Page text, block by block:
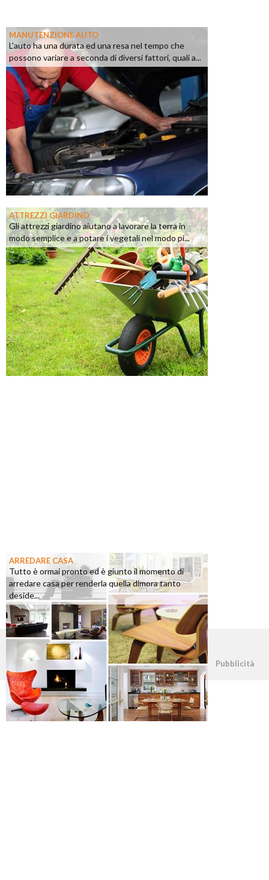
MANUTENZIONE AUTO
L'auto ha una durata ed una resa nel tempo che
possono variare a seconda di diversi fattori, quali a...
ATTREZZI GIARDINO
Gli attrezzi giardino aiutano a lavorare la terra in
modo semplice e a potare i vegetali nel modo pi...
ARREDARE CASA
Tutto è ormai pronto ed è giunto il momento di
arredare casa per renderla quella dimora tanto
deside...
©2026 - casapratica.org - p.iva 03338800984 Pubblicità